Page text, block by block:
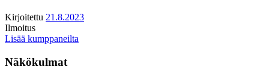
Kirjoitettu 21.8.2023
Ilmoitus
Lisää kumppaneilta
Näkökulmat